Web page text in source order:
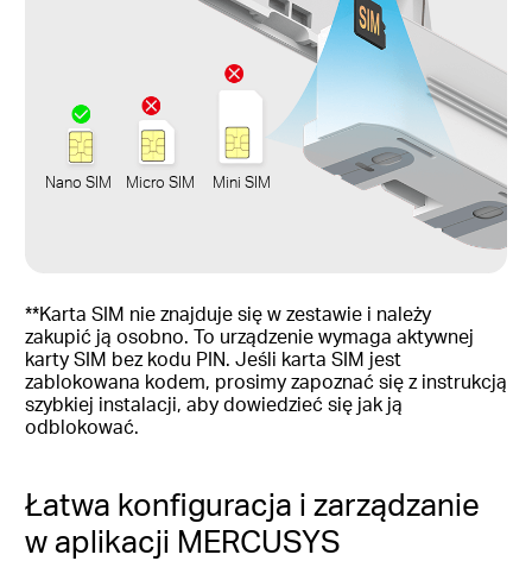
Nano SIM Micro SIM Mini SIM
**Karta SIM nie znajduje się w zestawie i należy
zakupić ją osobno. To urządzenie wymaga aktywnej
karty SIM bez kodu PIN. Jeśli karta SIM jest
zablokowana kodem, prosimy zapoznać się z instrukcją
szybkiej instalacji, aby dowiedzieć się jak ją
odblokować.
Łatwa konfiguracja i zarządzanie
w aplikacji MERCUSYS